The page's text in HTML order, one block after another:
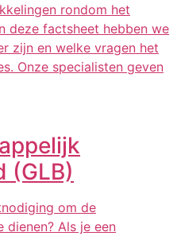
rondom het
deze factsheet hebben we
zijn en welke vragen het
Onze specialisten geven
(GLB)
om de
dienen? Als je een